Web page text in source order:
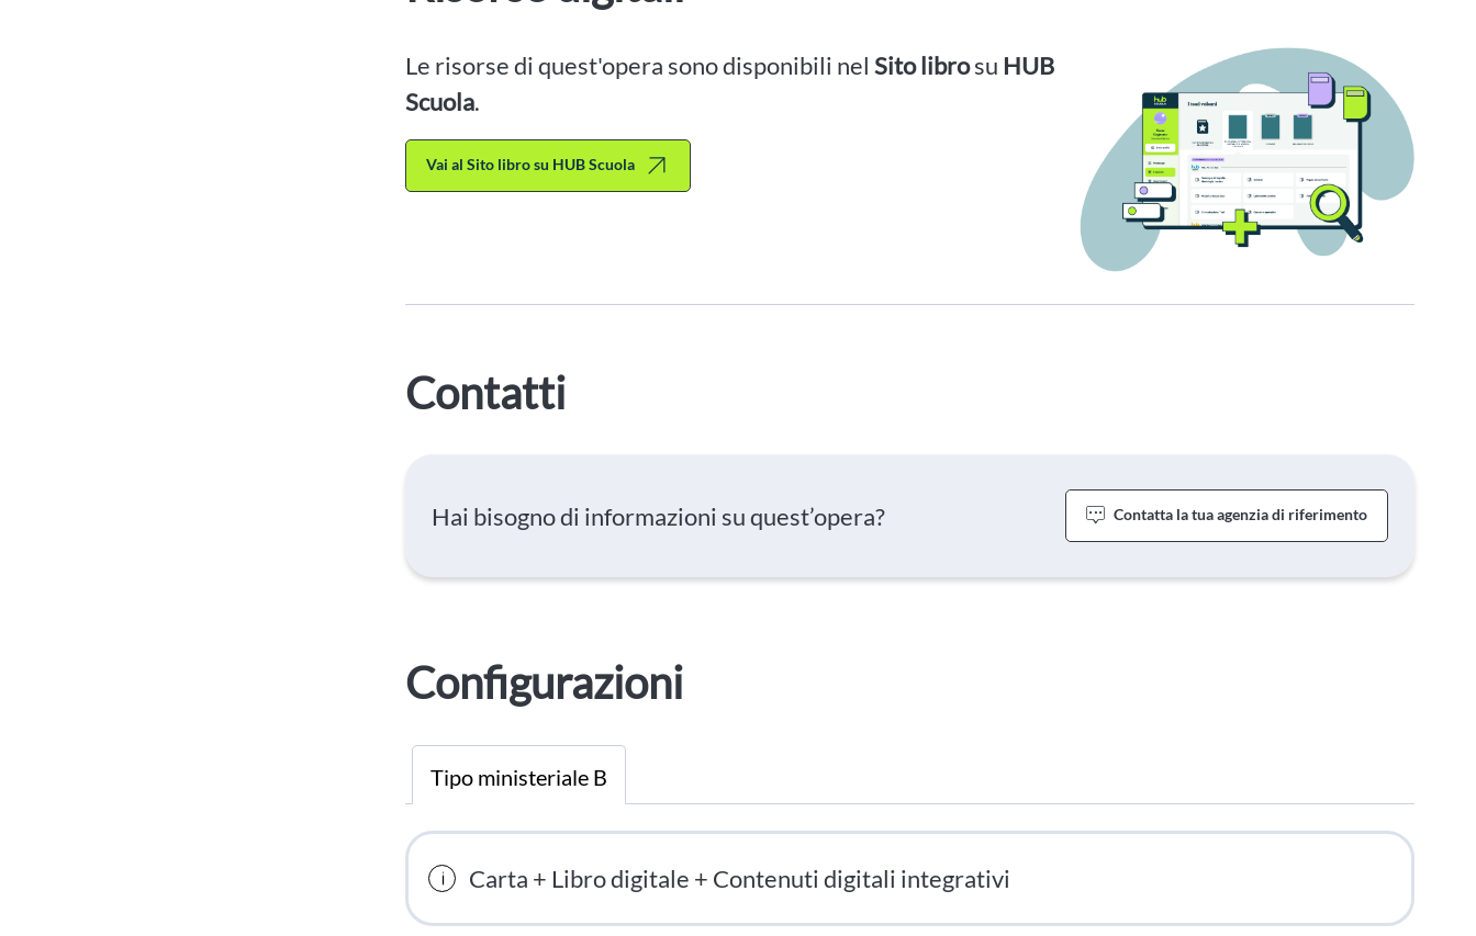
Le risorse di quest'opera sono disponibili nelSito librosu HUB
Scuola.
Vai al Sito libro su HUB Scuola
Contatti
Hai bisogno di informazioni su quest’opera? Contatta la tua agenzia di riferimento
Configurazioni
Tipo ministeriale B
Carta + Libro digitale + Contenuti digitali integrativi